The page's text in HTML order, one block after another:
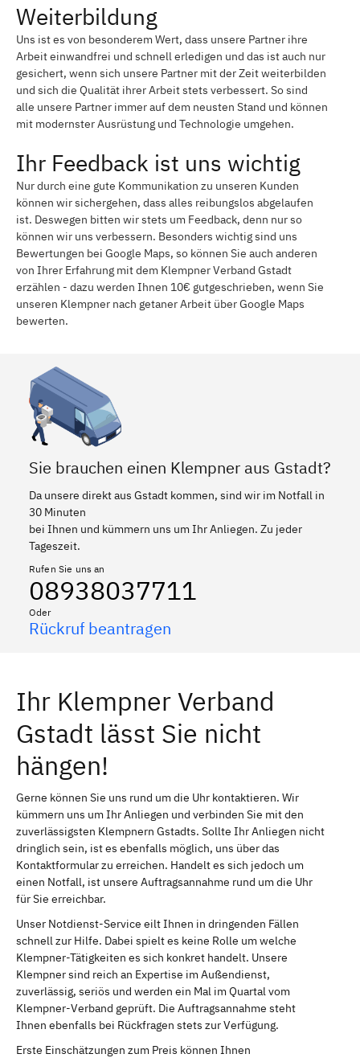
Weiterbildung
Uns ist es von besonderem Wert, dass unsere Partner ihre
Arbeit einwandfrei und schnell erledigen und das ist auch nur
gesichert, wenn sich unsere Partner mit der Zeit weiterbilden
und sich die Qualität ihrer Arbeit stets verbessert. So sind
alle unsere Partner immer auf dem neusten Stand und können
mit modernster Ausrüstung und Technologie umgehen.
Ihr Feedback ist uns wichtig
Nur durch eine gute Kommunikation zu unseren Kunden
können wir sichergehen, dass alles reibungslos abgelaufen
ist. Deswegen bitten wir stets um Feedback, denn nur so
können wir uns verbessern. Besonders wichtig sind uns
Bewertungen bei Google Maps, so können Sie auch anderen
von Ihrer Erfahrung mit dem Klempner Verband Gstadt
erzählen - dazu werden Ihnen 10€ gutgeschrieben, wenn Sie
unseren Klempner nach getaner Arbeit über Google Maps
bewerten.
Sie brauchen einen Klempner aus Gstadt?
Da unsere direkt aus Gstadt kommen, sind wir im Notfall in
30 Minuten
bei Ihnen und kümmern uns um Ihr Anliegen. Zu jeder
Tageszeit.
Rufen Sie uns an
08938037711
Oder
Rückruf beantragen
Ihr Klempner Verband
Gstadt lässt Sie nicht
hängen!
Gerne können Sie uns rund um die Uhr kontaktieren. Wir
kümmern uns um Ihr Anliegen und verbinden Sie mit den
zuverlässigsten Klempnern Gstadts. Sollte Ihr Anliegen nicht
dringlich sein, ist es ebenfalls möglich, uns über das
Kontaktformular zu erreichen. Handelt es sich jedoch um
einen Notfall, ist unsere Auftragsannahme rund um die Uhr
für Sie erreichbar.
Unser Notdienst-Service eilt Ihnen in dringenden Fällen
schnell zur Hilfe. Dabei spielt es keine Rolle um welche
Klempner-Tätigkeiten es sich konkret handelt. Unsere
Klempner sind reich an Expertise im Außendienst,
zuverlässig, seriös und werden ein Mal im Quartal vom
Klempner-Verband geprüft. Die Auftragsannahme steht
Ihnen ebenfalls bei Rückfragen stets zur Verfügung.
Erste Einschätzungen zum Preis können Ihnen